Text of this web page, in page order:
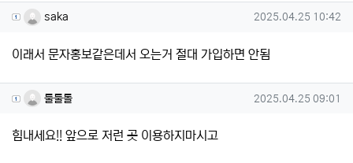
saka님의 댓글
saka 작성일
2025.04.25 10:42
이래서 문자홍보같은데서 오는거 절대 가입하면 안됨
룰룰롤님의 댓글
룰룰롤 작성일
2025.04.25 09:01
힘내세요!! 앞으로 저런 곳 이용하지마시고